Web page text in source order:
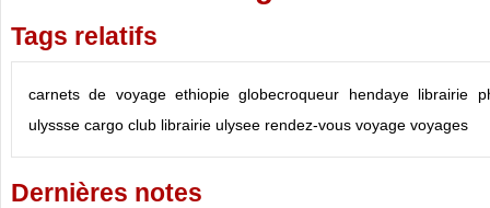
Tags relatifs
carnets de voyage ethiopie globecroqueur hendaye librairie
ulyssse cargo club librairie ulysee rendez-vous voyage voyages
Dernières notes